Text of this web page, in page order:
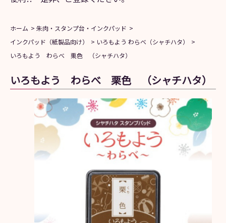
ホーム
朱肉・スタンプ台・インクパッド
インクパッド（紙製品向け）
いろもよう わらべ（シャチハタ）
いろもよう わらべ 栗色 （シャチハタ）
いろもよう わらべ 栗色 （シャチハタ）